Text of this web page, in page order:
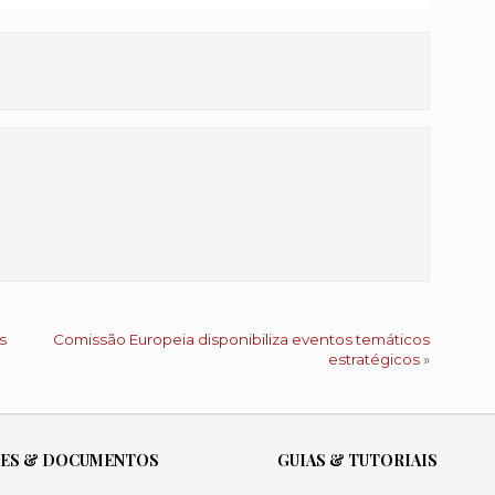
Comissão Europeia disponibiliza eventos temáticos
estratégicos»
& DOCUMENTOS GUIAS & TUTORIAIS